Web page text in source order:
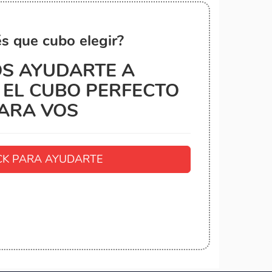
que cubo elegir?
AYUDARTE A
CUBO PERFECTO
VOS
PARA AYUDARTE